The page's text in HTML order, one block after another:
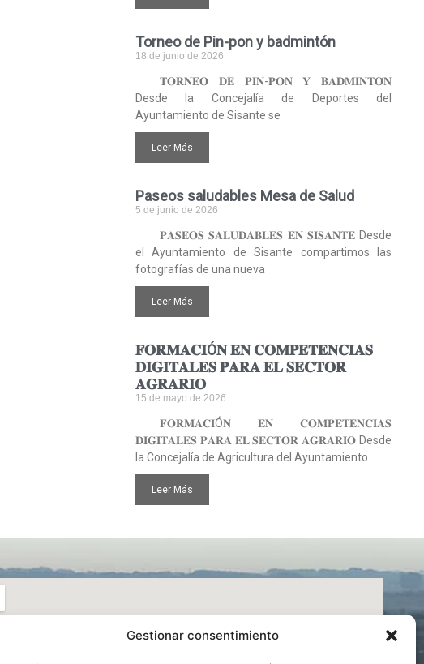
Gestionar consentimiento
Torneo de Pin-pon y badmintón
18 de junio de 2026
𝐓𝐎𝐑𝐍𝐄𝐎 𝐃𝐄 𝐏𝐈𝐍-𝐏𝐎𝐍 𝐘 𝐁𝐀𝐃𝐌𝐈𝐍𝐓𝐎́𝐍
Desde la Concejalía de Deportes del
Ayuntamiento de Sisante se
Leer Más
Paseos saludables Mesa de Salud
5 de junio de 2026
𝐏𝐀𝐒𝐄𝐎𝐒 𝐒𝐀𝐋𝐔𝐃𝐀𝐁𝐋𝐄𝐒 𝐄𝐍 𝐒𝐈𝐒𝐀𝐍𝐓𝐄 Desde
el Ayuntamiento de Sisante compartimos las
fotografías de una nueva
Leer Más
𝐅𝐎𝐑𝐌𝐀𝐂𝐈Ó𝐍 𝐄𝐍 𝐂𝐎𝐌𝐏𝐄𝐓𝐄𝐍𝐂𝐈𝐀𝐒
𝐃𝐈𝐆𝐈𝐓𝐀𝐋𝐄𝐒 𝐏𝐀𝐑𝐀 𝐄𝐋 𝐒𝐄𝐂𝐓𝐎𝐑
𝐀𝐆𝐑𝐀𝐑𝐈𝐎
15 de mayo de 2026
𝐅𝐎𝐑𝐌𝐀𝐂𝐈Ó𝐍 𝐄𝐍 𝐂𝐎𝐌𝐏𝐄𝐓𝐄𝐍𝐂𝐈𝐀𝐒
𝐃𝐈𝐆𝐈𝐓𝐀𝐋𝐄𝐒 𝐏𝐀𝐑𝐀 𝐄𝐋 𝐒𝐄𝐂𝐓𝐎𝐑 𝐀𝐆𝐑𝐀𝐑𝐈𝐎 Desde
la Concejalía de Agricultura del Ayuntamiento
Leer Más